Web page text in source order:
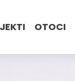
OTOCI